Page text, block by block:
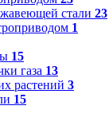
стали 23
1
15
газа 13
растений 3
15